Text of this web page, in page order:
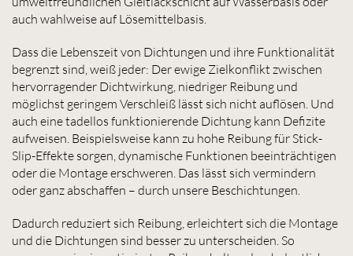
auch wahlweise auf Lösemittelbasis.
Dass die Lebenszeit von Dichtungen und ihre Funktionalität
begrenzt sind, weiß jeder: Der ewige Zielkonflikt zwischen
hervorragender Dichtwirkung, niedriger Reibung und
möglichst geringem Verschleiß lässt sich nicht auflösen. Und
auch eine tadellos funktionierende Dichtung kann Defizite
aufweisen. Beispielsweise kann zu hohe Reibung für Stick-
Slip-Effekte sorgen, dynamische Funktionen beeinträchtigen
oder die Montage erschweren. Das lässt sich vermindern
oder ganz abschaffen – durch unsere Beschichtungen.
Dadurch reduziert sich Reibung, erleichtert sich die Montage
und die Dichtungen sind besser zu unterscheiden. So